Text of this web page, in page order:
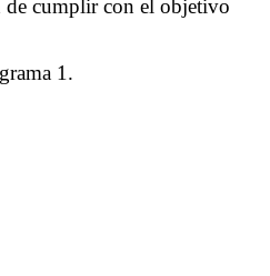
de cumplir con el objetivo
1.